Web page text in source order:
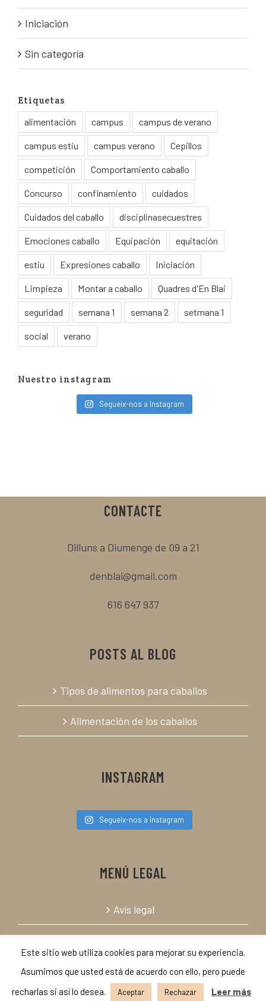
Iniciación
Sin categoría
Etiquetas
alimentación
campus campus de verano
campus estiu campus verano Cepillos
competición Comportamiento caballo
Concurso confinamiento cuidados
Cuidados del caballo disciplinasecuestres
Emociones caballo Equipación equitación
estiu Expresiones caballo Iniciación
Limpieza Montar a caballo Quadres d'En Blai
seguridad semana 1 semana 2 setmana 1
social verano
Nuestro instagram
Segueix-nos a Instagram
CONTACTE
Dilluns a Diumenge de 09 a 21
denblai@gmail.com
616 647 937
POSTS AL BLOG
Tipos de alimentos para caballos
Alimentación de los caballos
INSTAGRAM
Segueix-nos a Instagram
MENÚ LEGAL
Avís legal
© Copyright 2019 | Todos los derechos reservados. |
Este sitio web utiliza cookies para mejorar su experiencia.
Asumimos que usted está de acuerdo con ello, pero puede
recharlas si así lo desea.
Aceptar Rechazar Leer más